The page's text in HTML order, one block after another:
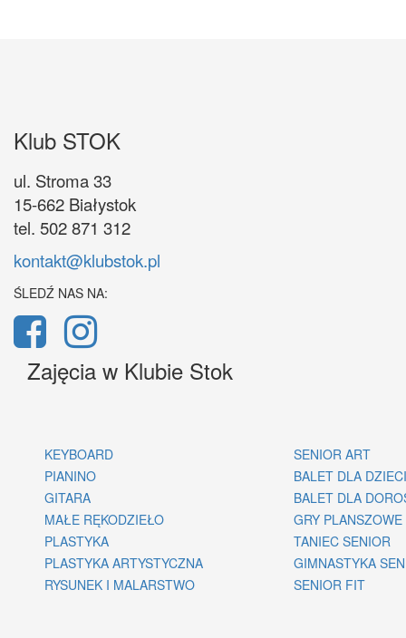
Klub STOK
ul. Stroma 33
15-662 Białystok
tel. 502 871 312
kontakt@klubstok.pl
ŚLEDŹ NAS NA:
Zajęcia w Klubie Stok
KEYBOARD
SENIOR ART
PIANINO
BALET DLA DZIECI
GITARA
BALET DLA
MAŁE RĘKODZIEŁO
GRY PLANSZOWE
PLASTYKA
TANIEC SENIOR
PLASTYKA ARTYSTYCZNA
GIMNASTYKA
RYSUNEK I MALARSTWO
SENIOR FIT